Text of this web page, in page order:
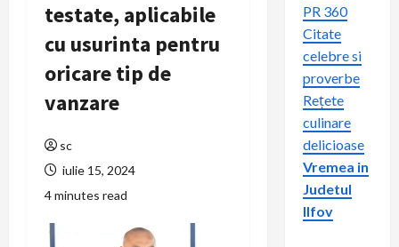
testate, aplicabile
cu usurinta pentru
oricare tip de
vanzare
sc
iulie 15, 2024
4 minutes read
PR 360
Citate
celebre si
proverbe
Rețete
culinare
delicioase
Vremea in
Judetul
Ilfov